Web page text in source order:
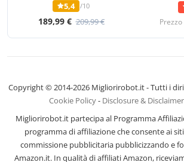
5,4 /10
189,99 € 209,99 €
Copyright © 2014-2026 Migliorirobot.it - Tutti i
Cookie Policy- Disclosure & Disclaimer
Migliorirobot.it partecipa al Programma
programma di affiliazione che consente ai
commissione pubblicitaria pubblicizzando e
Amazon.it. In qualità di affiliati Amazon,